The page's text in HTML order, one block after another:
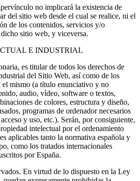
no implicará la existencia de
del sitio web desde el cual se realice, ni el
de los contenidos, servicios y/o
sitio web, y viceversa.
E INDUSTRIAL
es titular de todos los derechos de
del Sitio Web, así como de los
el mismo (a título enunciativo y no
audio, vídeo, software o textos,
de colores, estructura y diseño,
programas de ordenador necesarios
y uso, etc.). Serán, por consiguiente,
intelectual por el ordenamiento
aplicables tanto la normativa española y
como los tratados internacionales
por España.
En virtud de lo dispuesto en la Ley